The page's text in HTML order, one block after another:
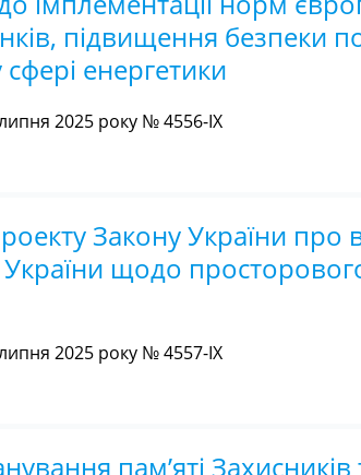
підвищення безпеки
енергетики
2025 року № 4556-IX
Закону України про
України щодо
2025 року № 4557-IX
пам’яті